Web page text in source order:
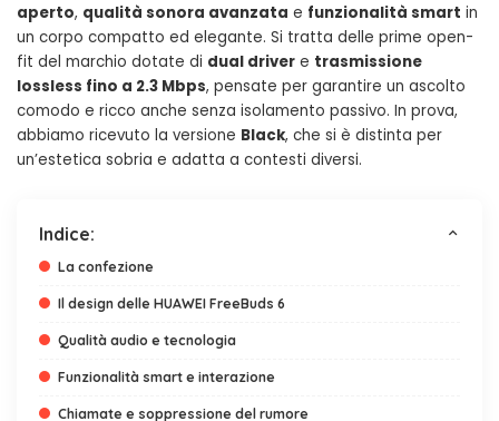
aperto, qualità sonora avanzata e funzionalità smart in
un corpo compatto ed elegante. Si tratta delle prime open-
fit del marchio dotate di dual driver e trasmissione
lossless fino a 2.3 Mbps, pensate per garantire un ascolto
comodo e ricco anche senza isolamento passivo. In prova,
abbiamo ricevuto la versione Black, che si è distinta per
un’estetica sobria e adatta a contesti diversi.
Indice:
La confezione
Il design delle HUAWEI FreeBuds 6
Qualità audio e tecnologia
Funzionalità smart e interazione
Chiamate e soppressione del rumore